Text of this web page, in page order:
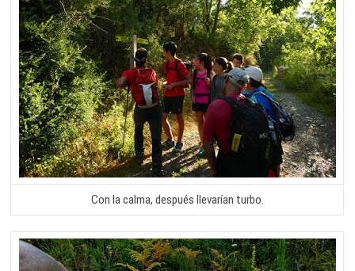
Con la calma, después llevarían turbo.